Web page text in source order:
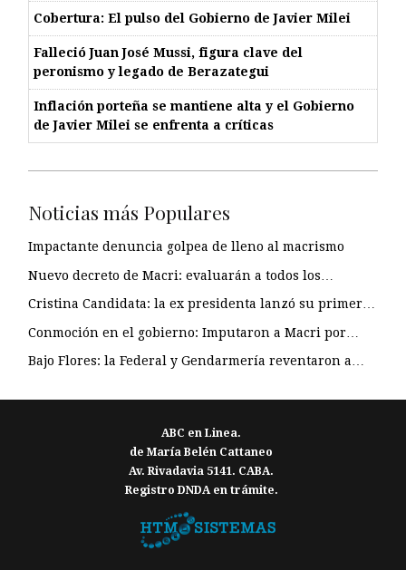
Cobertura: El pulso del Gobierno de Javier Milei
Falleció Juan José Mussi, figura clave del
peronismo y legado de Berazategui
Inflación porteña se mantiene alta y el Gobierno
de Javier Milei se enfrenta a críticas
Noticias más Populares
Impactante denuncia golpea de lleno al macrismo
Nuevo decreto de Macri: evaluarán a todos los…
Cristina Candidata: la ex presidenta lanzó su primer…
Conmoción en el gobierno: Imputaron a Macri por…
Bajo Flores: la Federal y Gendarmería reventaron a…
ABC en Linea.
de María Belén Cattaneo
Av. Rivadavia 5141. CABA.
Registro DNDA en trámite.